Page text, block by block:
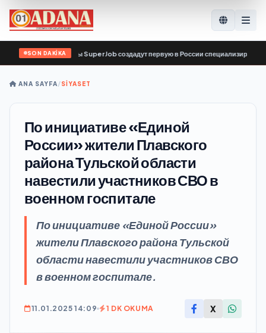
SON DAKİKA
по поиску работы SuperJob создадут первую в России
ANA SAYFA/SİYASET
По инициативе «Единой
России» жители Плавского
района Тульской области
навестили участников СВО в
военном госпитале
По инициативе «Единой России»
жители Плавского района Тульской
области навестили участников СВО
в военном госпитале.
11.01.2025 14:09 1 DK OKUMA X